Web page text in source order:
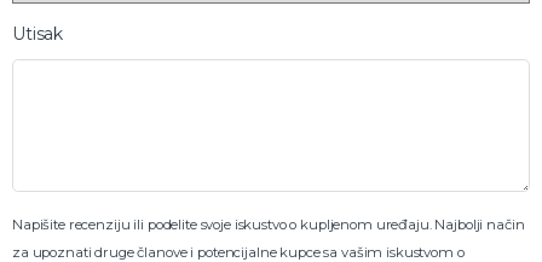
Utisak
Napišite recenziju ili podelite svoje iskustvo o kupljenom uređaju. Najbolji način
za upoznati druge članove i potencijalne kupce sa vašim iskustvom o